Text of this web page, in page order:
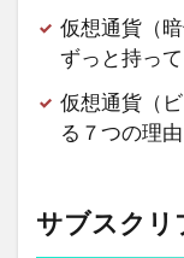
仮想通貨（
ずっと持っ
仮想通貨（
る７つの理由
サブスクリ